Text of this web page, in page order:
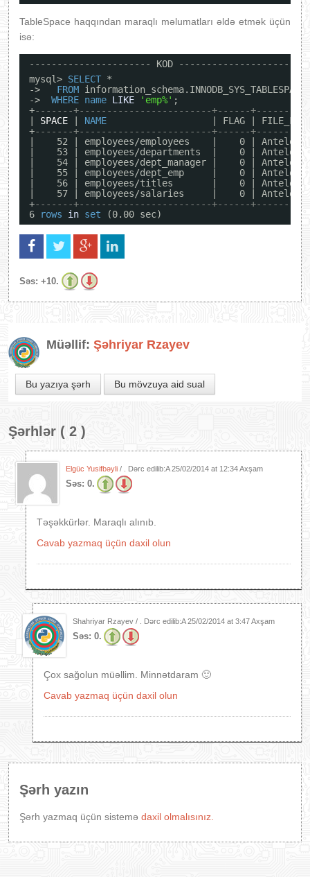
TableSpace haqqından maraqlı məlumatları əldə etmək üçün
isə:
---------------------- KOD ----------------------
mysql> SELECT *
-> FROM
-> WHERE name LIKE 'emp%' ;
+-------+------------------------+------
SPACE NAME
| FLAG |
+-------+------------------------+------
|    52 | employees/employees    |    0 |
|    53 | employees/departments  |    0 |
|    54 | employees/dept_manager |    0 |
|    55 | employees/dept_emp     |    0 |
|    56 | employees/titles       |    0 | Antelope
|    57 | employees/salaries     |    0 | Antelope
+-------+------------------------+------
6
rows in set (0.00 sec)
Səs: +10.
Müəllif: Şəhriyar Rzayev
Bu yazıya şərh Bu mövzuya aid sual
Şərhlər ( 2 )
Elgüc Yusifbəyli / . Dərc edilib:A25/02/2014 at 12:34 Axşam
Səs: 0.
Təşəkkürlər. Maraqlı alınıb.
Cavab yazmaq üçün daxil olun
Shahriyar Rzayev / . Dərc edilib:A25/02/2014 at 3:47 Axşam
Səs: 0.
Çox sağolun müəllim. Minnətdaram 🙂
Cavab yazmaq üçün daxil olun
Şərh yazın
Şərh yazmaq üçün sistemə daxil olmalısınız.